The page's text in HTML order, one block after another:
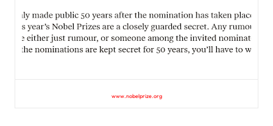
www.nobelprize.org